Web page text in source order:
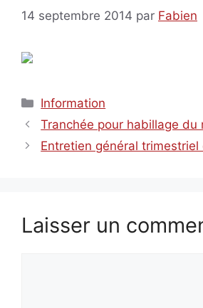
14 septembre 2014 par Fabien
Catégories
Information
Tranchée pour habillage du
Entretien général trimestriel
Laisser un